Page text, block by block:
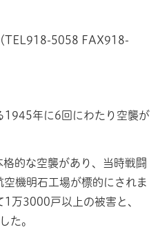
TEL918-5058 FAX918-
1945年に6回にわたり空襲が
的な空襲があり、当時戦闘
機明石工場が標的にされま
1万3000戸以上の被害と、
た。